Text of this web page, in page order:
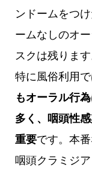
ンドームをつ
ームなしのオ
スクは残ります
特に風俗利用で
もオーラル行
多く、咽頭性
重要です。本
咽頭クラミジ